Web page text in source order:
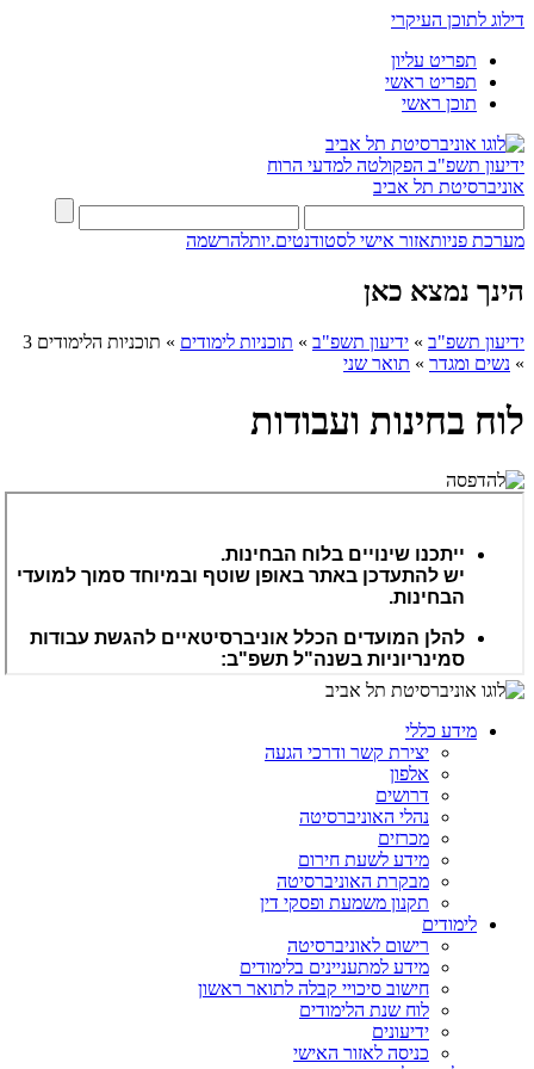
דילוג לתוכן העיקרי
תפריט עליון
תפריט ראשי
תוכן ראשי
ידיעון תשפ"ב הפקולטה למדעי הרוח
אוניברסיטת תל אביב
מערכת פניותאזור אישי לסטודנטים.יותלהרשמה
הינך נמצא כאן
ידיעון תשפ"ב » ידיעון תשפ"ב » תוכניות לימודים » תוכניות הלימודים 3
» נשים ומגדר » תואר שני
לוח בחינות ועבודות
מידע כללי
יצירת קשר ודרכי הגעה
אלפון
דרושים
נהלי האוניברסיטה
מכרזים
מידע לשעת חירום
מבקרת האוניברסיטה
תקנון משמעת ופסקי דין
לימודים
רישום לאוניברסיטה
מידע למתעניינים בלימודים
חישוב סיכויי קבלה לתואר ראשון
לוח שנת הלימודים
ידיעונים
כניסה לאזור האישי